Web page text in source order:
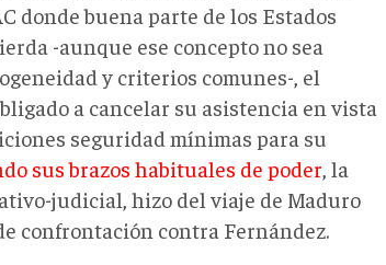
donde buena parte de los Estados
-aunque ese concepto no sea
y criterios comunes-, el
a cancelar su asistencia en vista
seguridad mínimas para su
sus brazos habituales de poder, la
judicial, hizo del viaje de Maduro
confrontación contra Fernández.